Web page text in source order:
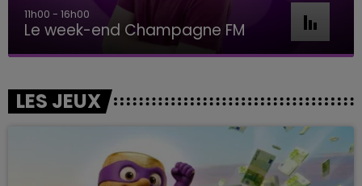
11h00 - 16h00
Le week-end Champagne FM
LES JEUX